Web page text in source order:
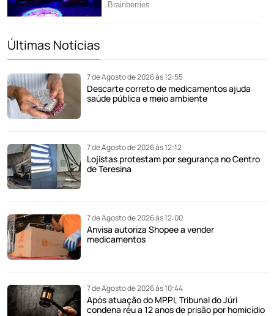
Últimas Notícias
7 de Agosto de 2026 às 12:55
Descarte correto de medicamentos ajuda
saúde pública e meio ambiente
7 de Agosto de 2026 às 12:12
Lojistas protestam por segurança no Centro
de Teresina
7 de Agosto de 2026 às 12:00
Anvisa autoriza Shopee a vender
medicamentos
7 de Agosto de 2026 às 10:44
Após atuação do MPPI, Tribunal do Júri
condena réu a 12 anos de prisão por homicídio